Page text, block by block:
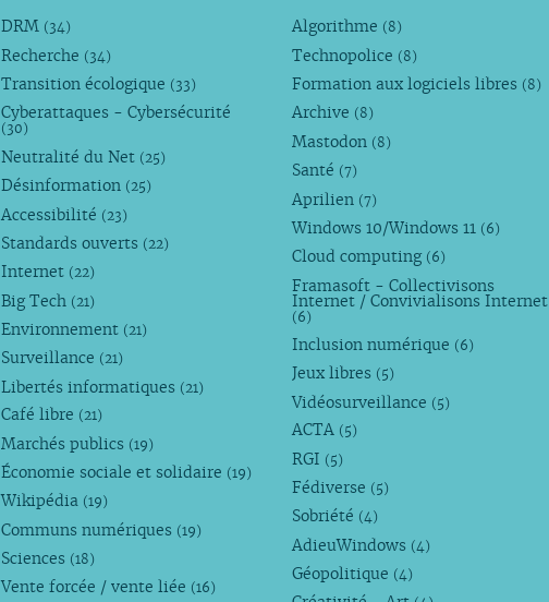
DRM (34)
Recherche (34)
Transition écologique (33)
Cyberattaques - Cybersécurité
(30)
Neutralité du Net (25)
Désinformation (25)
Accessibilité (23)
Standards ouverts (22)
Internet (22)
Big Tech (21)
Environnement (21)
Surveillance (21)
Libertés informatiques (21)
Café libre (21)
Marchés publics (19)
Économie sociale et solidaire (19)
Wikipédia (19)
Communs numériques (19)
Sciences (18)
Vente forcée / vente liée (16)
Algorithme (8)
Technopolice (8)
Formation aux logiciels libres (8)
Archive (8)
Mastodon (8)
Santé (7)
Aprilien (7)
Windows 10/Windows 11 (6)
Cloud computing (6)
Framasoft - Collectivisons
Internet / Convivialisons Internet
(6)
Inclusion numérique (6)
Jeux libres (5)
Vidéosurveillance (5)
ACTA (5)
RGI (5)
Fédiverse (5)
Sobriété (4)
AdieuWindows (4)
Géopolitique (4)